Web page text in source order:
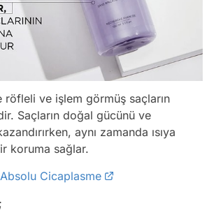
röfleli ve işlem görmüş saçların
Saçların doğal gücünü ve
aynı zamanda ısıya
koruma sağlar.
Cicaplasme